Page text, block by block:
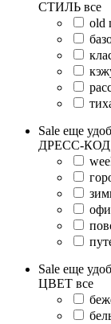
СТИЛЬ все
old
Sale еще
ДРЕСС-КОД
Sale еще
ЦВЕТ все